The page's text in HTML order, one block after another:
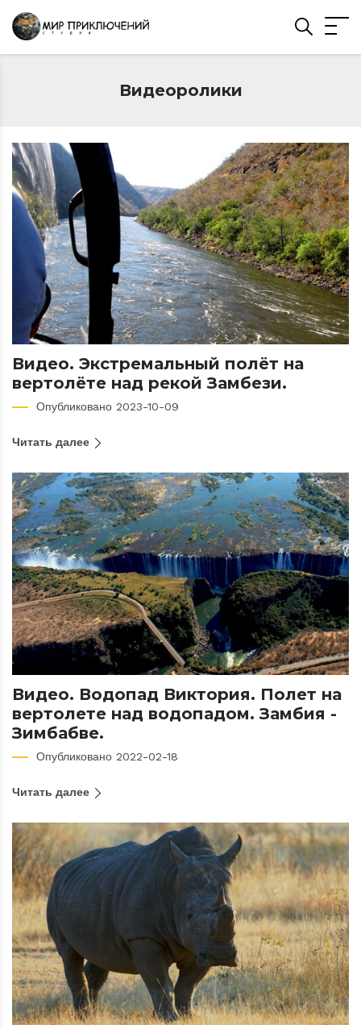
Видеоролики
Видео. Экстремальный полёт на
вертолёте над рекой Замбези.
Опубликовано 2023-10-09
Читать далее
Видео. Водопад Виктория. Полет на
вертолете над водопадом. Замбия -
Зимбабве.
Опубликовано 2022-02-18
Читать далее